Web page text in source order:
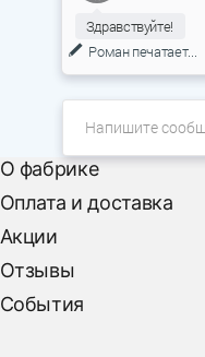
О фабрике
Оплата и доставка
Акции
Отзывы
События
Здравствуйте!
Романпечатает...